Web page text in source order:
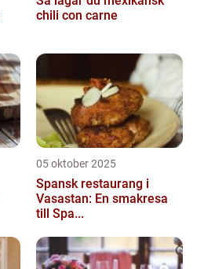
chili con carne
05 oktober 2025
Spansk restaurang i
Vasastan: En smakresa
till Spa...